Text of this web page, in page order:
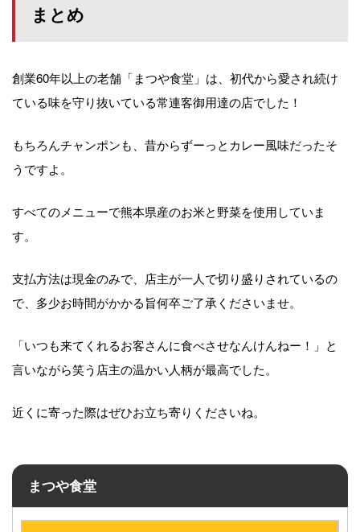
まとめ
創業60年以上の老舗「まつや食堂」は、初代から愛され続け
ている味を守り抜いている常連客御用達の店でした！
もちろんチャンポンも、昔からずーっとカレー風味だったそ
うですよ。
すべてのメニューで熊本県産のお米と野菜を使用していま
す。
支払方法は現金のみで、店主が一人で切り盛りされているの
で、多少お時間がかかる旨何卒ご了承くださいませ。
「いつも来てくれるお客さんに食べさせなんけんねー！」と
言いながら笑う店主の温かい人柄が最高でした。
近くに寄った際はぜひお立ち寄りくださいね。
まつや食堂